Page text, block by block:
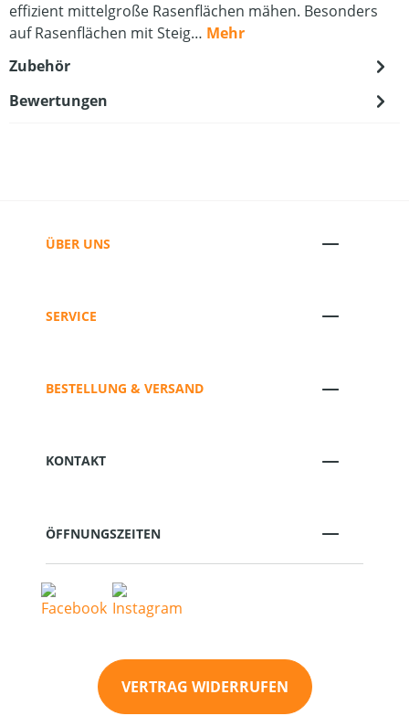
effizient mittelgroße Rasenflächen mähen. Besonders
auf Rasenflächen mit Steig… Mehr
Zubehör
Bewertungen
ÜBER UNS
SERVICE
BESTELLUNG & VERSAND
KONTAKT
ÖFFNUNGSZEITEN
VERTRAG WIDERRUFEN